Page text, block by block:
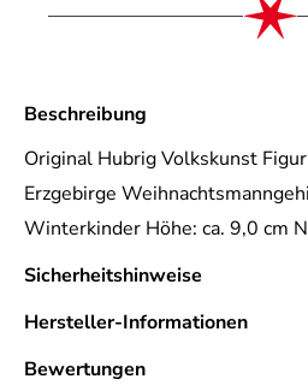
Beschreibung
Original Hubrig Volkskunst
Erzgebirge
Winterkinder Höhe: ca. 9,0 cm
Sicherheitshinweise
Hersteller-Informationen
Bewertungen